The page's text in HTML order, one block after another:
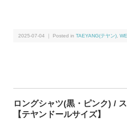
2025-07-04 ｜ Posted in TAEYANG(テヤン)
ロングシャツ(黒・ピンク) /
【テヤンドールサイズ】